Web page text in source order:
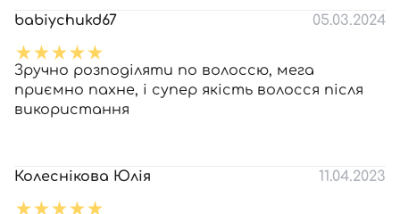
babiychukd67 05.03.2024
Зручно розподіляти по волоссю, мега
приємно пахне, і супер якість волосся після
використання
Колеснікова Юлія 11.04.2023